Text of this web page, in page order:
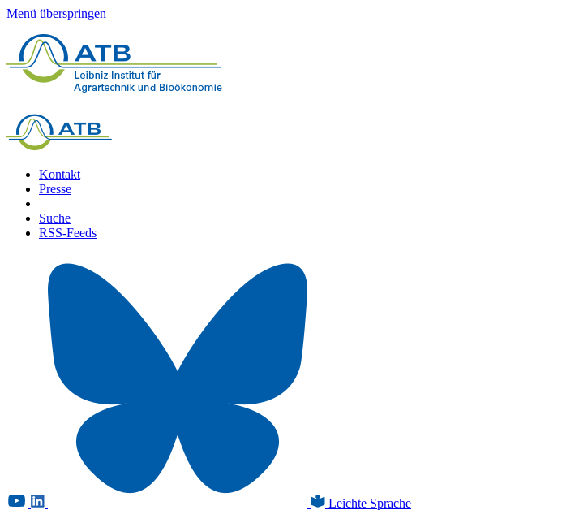
Menü überspringen
Kontakt
Presse
Suche
RSS-Feeds
Leichte Sprache